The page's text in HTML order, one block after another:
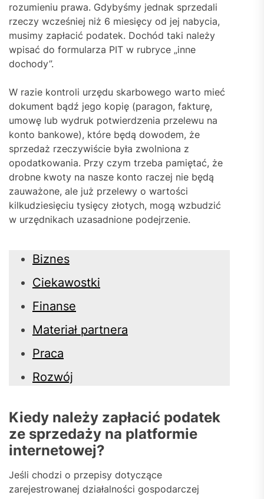
rozumieniu prawa. Gdybyśmy jednak sprzedali
rzeczy wcześniej niż 6 miesięcy od jej nabycia,
musimy zapłacić podatek. Dochód taki należy
wpisać do formularza PIT w rubryce „inne
dochody”.
W razie kontroli urzędu skarbowego warto mieć
dokument bądź jego kopię (paragon, fakturę,
umowę lub wydruk potwierdzenia przelewu na
konto bankowe), które będą dowodem, że
sprzedaż rzeczywiście była zwolniona z
opodatkowania. Przy czym trzeba pamiętać, że
drobne kwoty na nasze konto raczej nie będą
zauważone, ale już przelewy o wartości
kilkudziesięciu tysięcy złotych, mogą wzbudzić
w urzędnikach uzasadnione podejrzenie.
Biznes
Ciekawostki
Finanse
Materiał partnera
Praca
Rozwój
Kiedy należy zapłacić podatek
ze sprzedaży na platformie
internetowej?
Jeśli chodzi o przepisy dotyczące
zarejestrowanej działalności gospodarczej